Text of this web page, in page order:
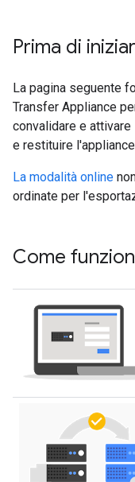
Prima di
La pagina seguente
Transfer Appliance
convalidare e
e restituire
La modalità online
ordinate per
Come